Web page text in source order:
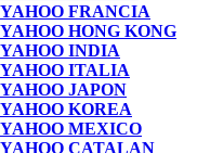
YAHOO FRANCIA
YAHOO HONG KONG
YAHOO INDIA
YAHOO ITALIA
YAHOO JAPON
YAHOO KOREA
YAHOO MEXICO
YAHOO CATALAN